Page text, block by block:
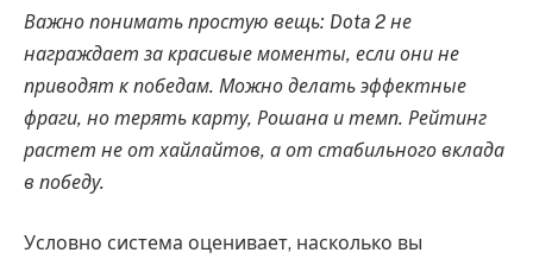
Важно понимать простую вещь: Dota 2 не
награждает за красивые моменты, если они не
приводят к победам. Можно делать эффектные
фраги, но терять карту, Рошана и темп. Рейтинг
растет не от хайлайтов, а от стабильного вклада
в победу.
Условно система оценивает, насколько вы